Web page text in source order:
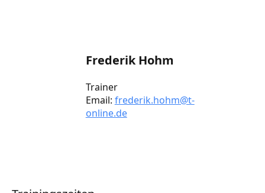
Frederik Hohm
Trainer
Email: frederik.hohm@t-
online.de